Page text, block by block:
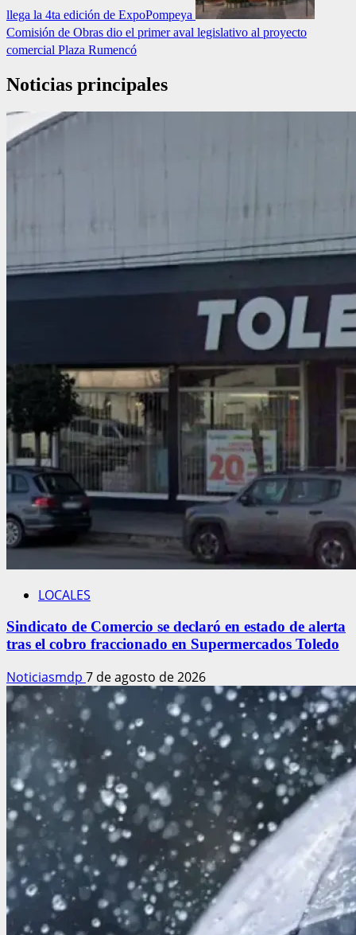
llega la 4ta edición de ExpoPompeya
Comisión de Obras dio el primer aval legislativo al proyecto
comercial Plaza Rumencó
Noticias principales
LOCALES
Sindicato de Comercio se declaró en estado de alerta
tras el cobro fraccionado en Supermercados Toledo
Noticiasmdp 7 de agosto de 2026